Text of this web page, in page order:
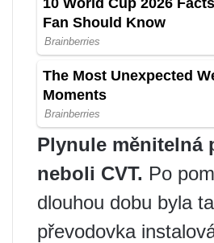
Plynule měnitelná
neboli CVT. Po
dlouhou dobu byla
převodovka